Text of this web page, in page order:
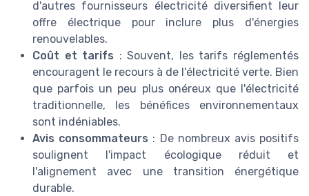
d'autres fournisseurs électricité diversifient leur
offre électrique pour inclure plus d'énergies
renouvelables.
Coût et tarifs : Souvent, les tarifs réglementés
encouragent le recours à de l'électricité verte. Bien
que parfois un peu plus onéreux que l'électricité
traditionnelle, les bénéfices environnementaux
sont indéniables.
Avis consommateurs : De nombreux avis positifs
soulignent l'impact écologique réduit et
l'alignement avec une transition énergétique
durable.